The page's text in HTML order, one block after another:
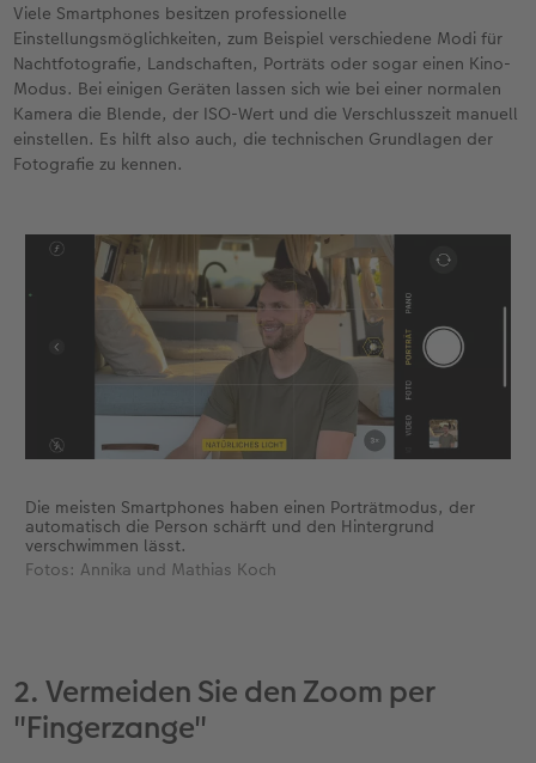
Viele Smartphones besitzen professionelle
Einstellungsmöglichkeiten, zum Beispiel verschiedene Modi für
Nachtfotografie, Landschaften, Porträts oder sogar einen Kino-
Modus. Bei einigen Geräten lassen sich wie bei einer normalen
Kamera die Blende, der ISO-Wert und die Verschlusszeit manuell
einstellen. Es hilft also auch, die technischen Grundlagen der
Fotografie zu kennen.
Die meisten Smartphones haben einen Porträtmodus, der
automatisch die Person schärft und den Hintergrund
verschwimmen lässt.
Fotos: Annika und Mathias Koch
2. Vermeiden Sie den Zoom per
"Fingerzange"